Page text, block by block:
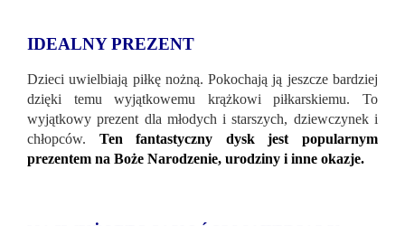
IDEALNY PREZENT
Dzieci uwielbiają piłkę nożną. Pokochają ją jeszcze bardziej
dzięki temu wyjątkowemu krążkowi piłkarskiemu. To
wyjątkowy prezent dla młodych i starszych, dziewczynek i
chłopców. Ten fantastyczny dysk jest popularnym
prezentem na Boże Narodzenie, urodziny i inne okazje.